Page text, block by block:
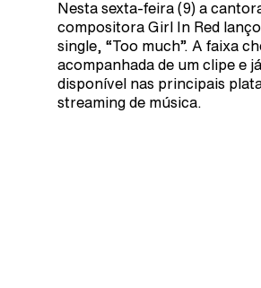
Nesta sexta-feira (9) a
compositora Girl In Red
single, “Too much”. A faixa
acompanhada de um clipe e
disponível nas principais
streaming de música.